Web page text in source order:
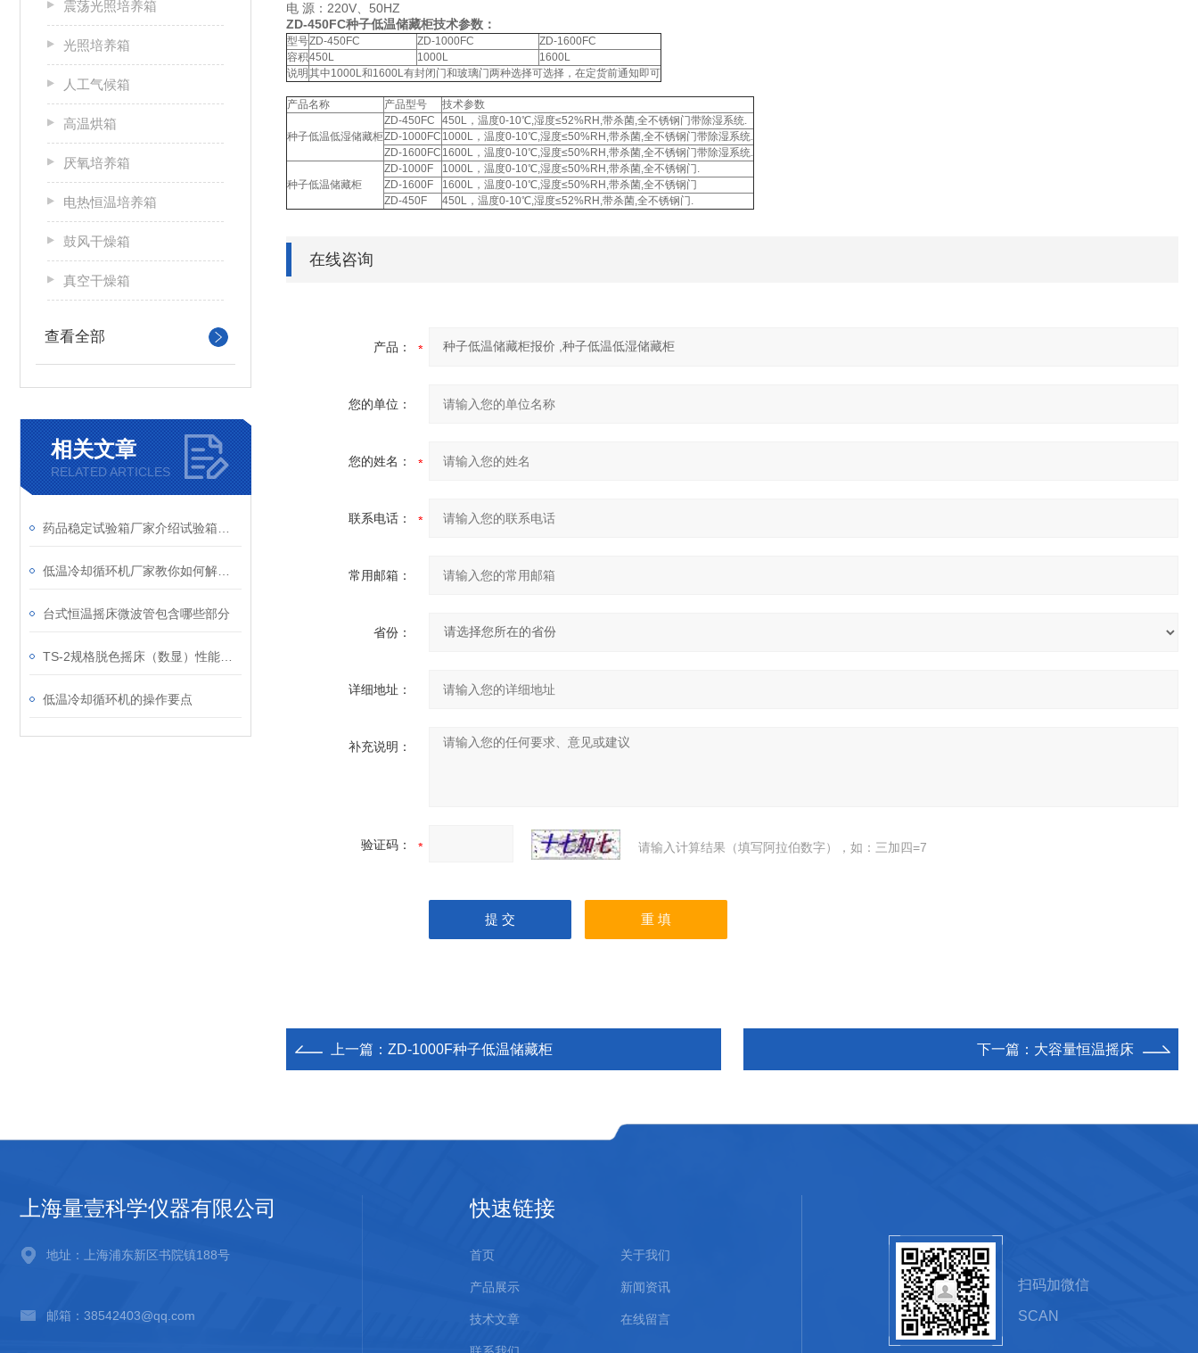
震荡光照培养箱
光照培养箱
人工气候箱
高温烘箱
厌氧培养箱
电热恒温培养箱
鼓风干燥箱
真空干燥箱
查看全部
相关文章
RELATED ARTICLES
台式恒温摇床微波管包含哪些部分
低温冷却循环机的操作要点
电 源：220V、50HZ
ZD-450FC种子低温储藏柜技术参数：
型号ZD-450FC ZD-1000FC
ZD-1600FC
容积450L 1000L
1600L
说明 其中1000L和1600L有封闭门和玻璃门两种选择可选择，在定货前通知即可
产品名称 产品型号 技术参数
种子低温低湿储藏柜
ZD-450FC
450L，温度0-10℃,湿度≤52%RH,带杀菌,全不锈钢门带除湿系统.
ZD-1000FC 1000L，温度0-10℃,湿度≤50%RH,带杀菌,全不锈钢门带除湿系统.
ZD-1600FC 1600L，温度0-10℃,湿度≤50%RH,带杀菌,全不锈钢门带除湿系统.
种子低温储藏柜
ZD-1000F
1000L，温度0-10℃,湿度≤50%RH,带杀菌,全不锈钢门.
ZD-1600F
1600L，温度0-10℃,湿度≤50%RH,带杀菌,全不锈钢门
ZD-450F
450L，温度0-10℃,湿度≤52%RH,带杀菌,全不锈钢门.
在线咨询
产品：
您的单位：
您的姓名：
联系电话：
常用邮箱：
省份：
详细地址：
补充说明：
验证码： 请输入计算结果（填写阿拉伯数字），如：三加四=7
上一篇： ZD-1000F种子低温储藏柜 下一篇： 大容量恒温摇床
上海量壹科学仪器有限公司
地址：上海浦东新区书院镇188号
邮箱：38542403@qq.com
快速链接
首页 关于我们
产品展示 新闻资讯
技术文章 在线留言
扫码加微信
SCAN